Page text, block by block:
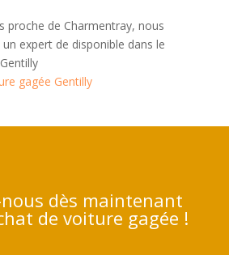
proche de Charmentray, nous
expert de disponible dans le
gagée Gentilly
dès maintenant
de voiture gagée !